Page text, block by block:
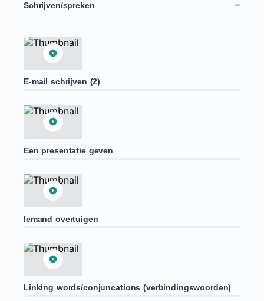
Schrijven/spreken
E-mail schrijven (2)
Een presentatie geven
Iemand overtuigen
Linking words/conjuncations (verbindingswoorden)